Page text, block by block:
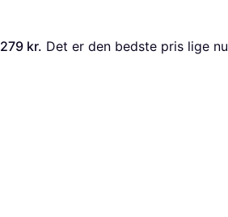
279 kr. Det er den bedste pris lige nu